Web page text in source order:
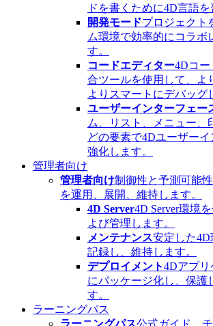
ドを書くために4D言語を
開発モードプロジェクト
ム環境で効率的にコラボ
す。
コードエディター4Dコ
合ツールを使用して、よ
よりスマートにデバッグ
ユーザーインターフェー
ム、リスト、メニュー、
どの要素で4Dユーザー
強化します。
管理者向け
管理者向け制御性と予測可能
を運用、展開、維持します。
4D Server4D Server環境
よび管理します。
メンテナンス安定した
記録し、維持します。
デプロイメント4Dアプ
にパッケージ化し、保護
す。
ラーニングパス
ラーニングパス公式ガイド、